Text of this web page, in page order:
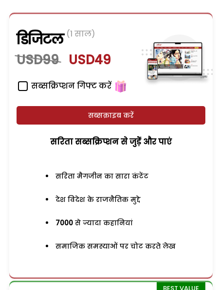
डिजिटल (1 साल)
USD99 USD49
सब्सक्रिप्शन गिफ्ट करें
सब्सक्राइब करें
सरिता सब्सक्रिप्शन से जुड़ेें और पाएं
सरिता मैगजीन का सारा कंटेंट
देश विदेश के राजनैतिक मुद्दे
7000 से ज्यादा कहानियां
समाजिक समस्याओं पर चोट करते लेख